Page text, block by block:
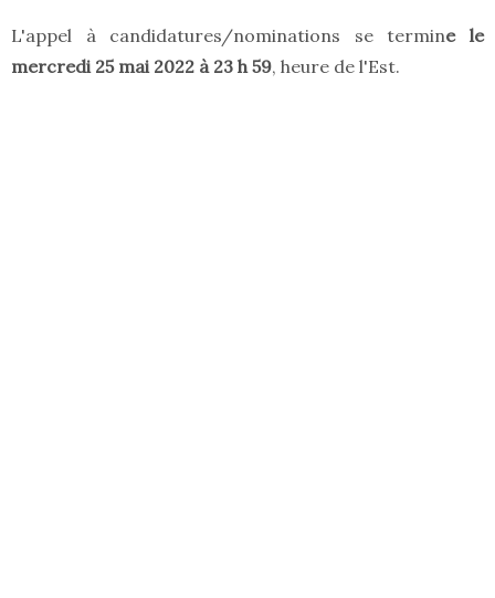
L'appel à candidatures/nominations se termine le
mercredi 25 mai 2022 à 23 h 59, heure de l'Est.